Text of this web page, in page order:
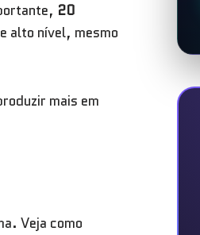
20
alto nível, mesmo
mais em
Veja como